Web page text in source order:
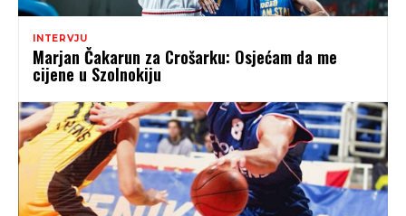
INTERVJU
Marjan Čakarun za Crošarku: Osjećam da me
cijene u Szolnokiju